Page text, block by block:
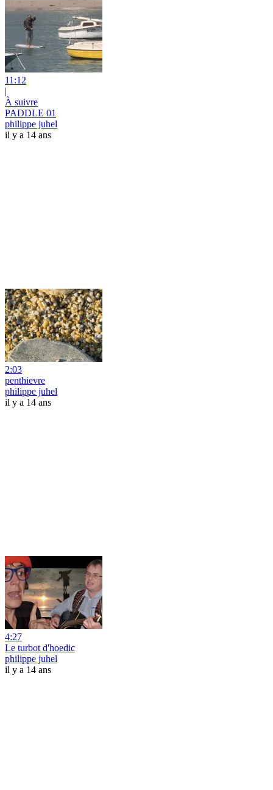
11:12
|
À suivre
PADDLE 01
philippe juhel
il y a 14 ans
2:03
penthievre
philippe juhel
il y a 14 ans
4:27
Le turbot d'hoedic
philippe juhel
il y a 14 ans